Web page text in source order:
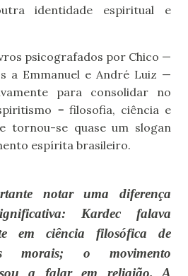
identidade espiritual e
psicografados por Chico —
a Emmanuel e André Luiz —
para consolidar no
= filosofia, ciência e
tornou-se quase um slogan
espírita brasileiro.
notar uma diferença
Kardec falava
emciência filosófica de
morais; o movimento
a falar em religião. A